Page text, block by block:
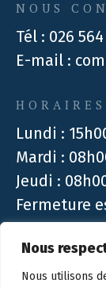
Nous
Nous utilisons
NOUS
Tél : 026
E-mail :
HORAIRES
Lundi :
Mardi :
Jeudi :
Fermeture
Design :